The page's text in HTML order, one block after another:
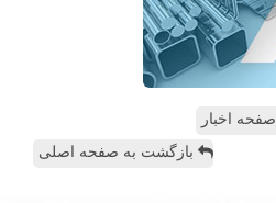
صفحه اخبار
بازگشت به صفحه اصلی